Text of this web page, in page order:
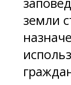
земли